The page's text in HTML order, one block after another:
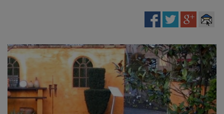
o
n